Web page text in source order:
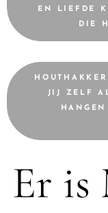
EN LIEFDE
DIE
JIJ ZELF
Er is